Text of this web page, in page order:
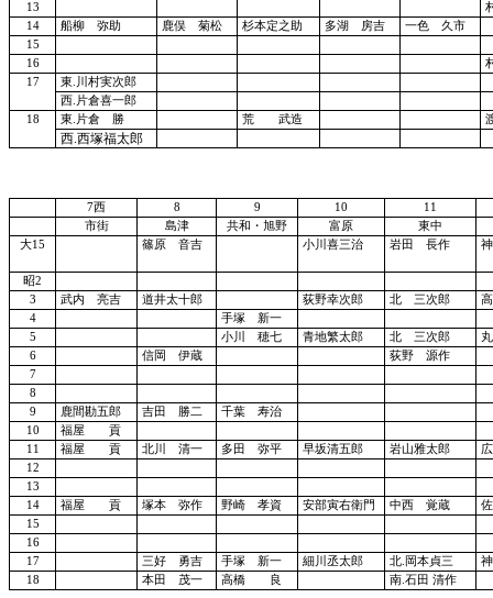
13
14
船柳 弥助 鹿俣 菊松 杉本定之助 多湖 房吉
一色 久市
15
16
17
東.川村実次郎
西.片倉喜一郎
18
東.片倉 勝 荒 武造
西.西塚福太郎
7西 8 9 10
11
市街
島津 共和・旭野 富原
東中
大15 篠原 音吉 小川喜三治 岩田 長作
昭2
3
武内 亮吉 道井太十郎 荻野幸次郎 北 三次郎
4
手塚 新一
5
小川 穂七 青地繁太郎 北 三次郎
6
信岡 伊蔵
荻野 源作
7
8
9
鹿間勘五郎 吉田 勝二
千葉 寿治
10
福屋 貢
11
福屋 貢 北川 清一 多田 弥平 早坂清五郎 岩山雅太郎
12
13
14
福屋 貢 塚本 弥作 野崎 孝資 安部寅右衛門 中西 覚蔵
15
16
17
三好 勇吉 手塚 新一 細川丞太郎 北.岡本貞三
18
本田 茂一 高橋 良 南.石田 清作